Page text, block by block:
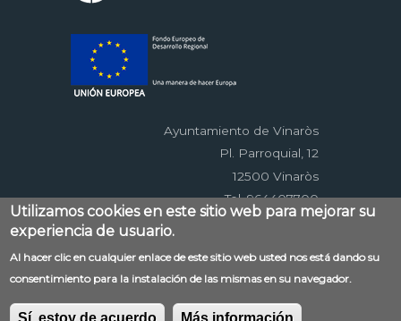
Ayuntamiento de Vinaròs
Pl. Parroquial, 12
12500 Vinaròs
Tel. 964407700
Menú
al
pie
Contacto Aviso legal
Mapa web
Accessibilitat
Política de privacidad
RSS
EDUSI
Utilizamos cookies en este sitio web para mejorar su
experiencia de usuario.
Al hacer clic en cualquier enlace de este sitio web usted nos está dando su
consentimiento para la instalación de las mismas en su navegador.
Sí, estoy de acuerdo Más información